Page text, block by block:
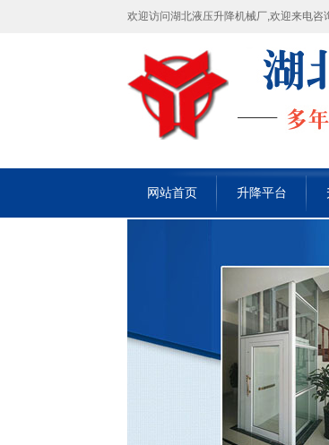
欢迎访问湖北液压升降机械厂,欢迎来电咨
网站首页 升降平台